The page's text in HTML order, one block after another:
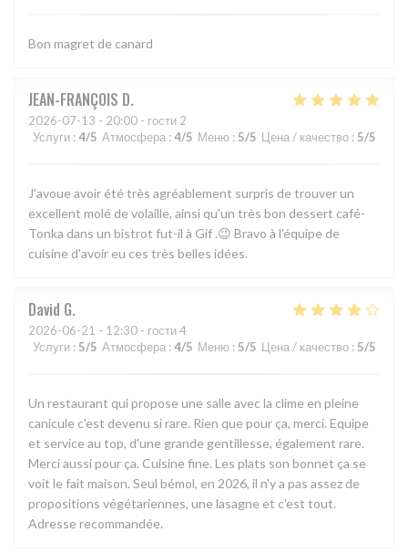
Bon magret de canard
JEAN-FRANÇOIS D
2026-07-13 - 20:00 - гости 2
Услуги : 4/5 Атмосфера : 4/5 Меню : 5/5 Цена / качество : 5/5
J'avoue avoir été très agréablement surpris de trouver un
excellent molé de volaille, ainsi qu'un très bon dessert café-
Tonka dans un bistrot fut-il à Gif .😉 Bravo à l'équipe de
cuisine d'avoir eu ces très belles idées.
David G
2026-06-21 - 12:30 - гости 4
Услуги : 5/5 Атмосфера : 4/5 Меню : 5/5 Цена / качество : 5/5
Un restaurant qui propose une salle avec la clime en pleine
canicule c'est devenu si rare. Rien que pour ça, merci. Equipe
et service au top, d'une grande gentillesse, également rare.
Merci aussi pour ça. Cuisine fine. Les plats son bonnet ça se
voit le fait maison. Seul bémol, en 2026, il n'y a pas assez de
propositions végétariennes, une lasagne et c'est tout.
Adresse recommandée.